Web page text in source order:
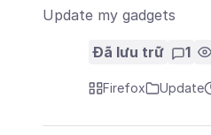
Update my gadgets
Đã lưu trữ 1
Firefox Update